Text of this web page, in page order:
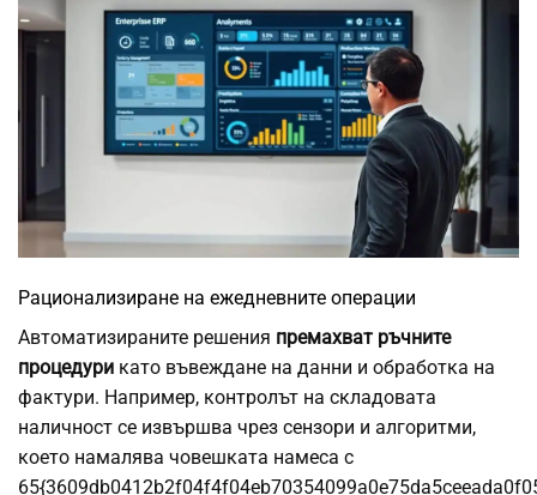
Рационализиране на ежедневните операции
Автоматизираните решения премахват ръчните
процедури като въвеждане на данни и обработка на
фактури. Например, контролът на складовата
наличност се извършва чрез сензори и алгоритми,
което намалява човешката намеса с